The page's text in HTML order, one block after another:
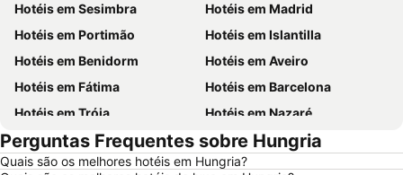
Hotéis em Sesimbra
Hotéis em Madrid
Hotéis em Portimão
Hotéis em Islantilla
Hotéis em Benidorm
Hotéis em Aveiro
Hotéis em Fátima
Hotéis em Barcelona
Hotéis em Tróia
Hotéis em Nazaré
Hotéis em Évora
Hotéis em Peniche
Hotéis em Porto Santo
Hotéis em Isla Canela
Perguntas Frequentes sobre Hungria
Quais são os melhores hotéis em Hungria?